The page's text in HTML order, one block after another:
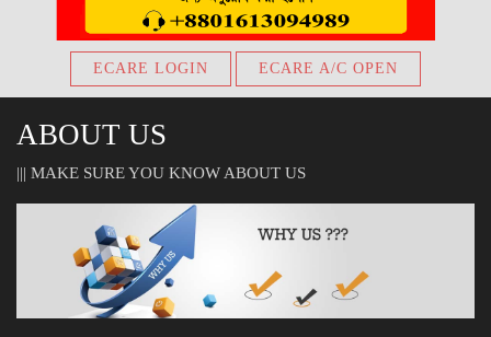
ECARE LOGIN ECARE A/C OPEN
ABOUT US
||| MAKE SURE YOU KNOW ABOUT US